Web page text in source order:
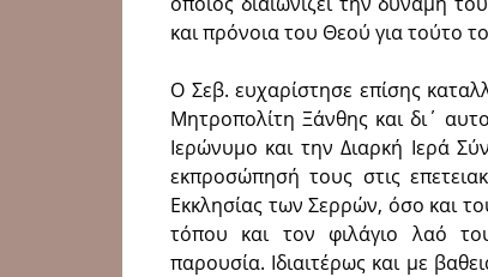
και πρόνοια του Θεού για τούτο
Ο Σεβ. ευχαρίστησε επίσης
Μητροπολίτη Ξάνθης και δι΄
Ιερώνυμο και την Διαρκή Ιερά
εκπροσώπησή τους στις
Εκκλησίας των Σερρών, όσο και
τόπου και τον φιλάγιο λαό
παρουσία. Ιδιαιτέρως και με